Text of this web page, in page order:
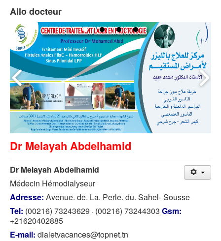
Contact
Allo docteur
Dr Melayah Abdelhamid
Dr Melayah Abdelhamid
Médecin Hémodialyseur
Adresse: Avenue. de. La. Perle. du. Sahel- Sousse
Tel: (00216) 73243629 - (00216) 73244303 Gsm:
+21620402885
E-mail: dialetvacances@topnet.tn